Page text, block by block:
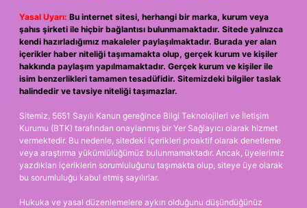
Yasal Uyarı: Bu internet sitesi, herhangi bir marka, kurum veya
şahıs şirketi ile hiçbir bağlantısı bulunmamaktadır. Sitede yalnızca
kendi hazırladığımız makaleler paylaşılmaktadır. Burada yer alan
içerikler haber niteliği taşımamakta olup, gerçek kurum ve kişiler
hakkında paylaşım yapılmamaktadır. Gerçek kurum ve kişiler ile
isim benzerlikleri tamamen tesadüfidir. Sitemizdeki bilgiler taslak
halindedir ve tavsiye niteliği taşımazlar.
Sitemiz, 5651 Sayılı Kanun gereğince Bilgi Teknolojileri ve İletişim
Kurumu (BTK) tarafından onaylanmış bir Yer Sağlayıcı olarak hizmet
vermektedir. Bu nedenle, sitedeki içerikleri proaktif olarak denetleme
veya araştırma yükümlülüğümüz bulunmamaktadır. Ancak, üyelerimiz
yazdıkları içeriklerin sorumluluğunu taşımakta olup, siteye üye olarak
bu sorumluluğu kabul etmiş sayılırlar.
Hukuka ve yasal düzenlemelere aykırı olduğunu düşündüğünüz